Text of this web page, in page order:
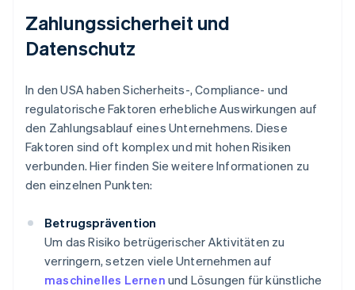
Zahlungssicherheit und
Datenschutz
In den USA haben Sicherheits-, Compliance- und
regulatorische Faktoren erhebliche Auswirkungen auf
den Zahlungsablauf eines Unternehmens. Diese
Faktoren sind oft komplex und mit hohen Risiken
verbunden. Hier finden Sie weitere Informationen zu
den einzelnen Punkten:
Betrugsprävention
Um das Risiko betrügerischer Aktivitäten zu
verringern, setzen viele Unternehmen auf
maschinelles Lernen und Lösungen für künstliche